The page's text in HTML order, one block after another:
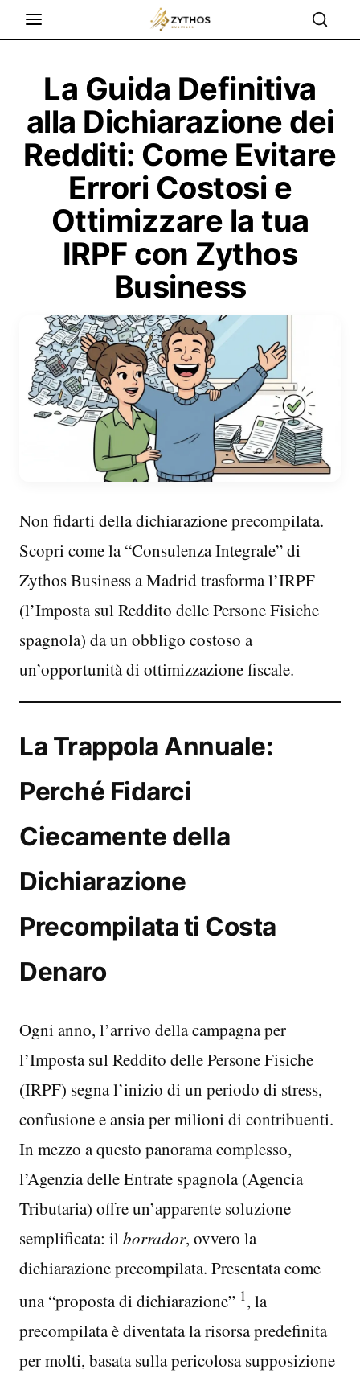
La Guida Definitiva
alla Dichiarazione dei
Redditi: Come Evitare
Errori Costosi e
Ottimizzare la tua
IRPF con Zythos
Business
Non fidarti della dichiarazione precompilata.
Scopri come la “Consulenza Integrale” di
Zythos Business a Madrid trasforma l’IRPF
(l’Imposta sul Reddito delle Persone Fisiche
spagnola) da un obbligo costoso a
un’opportunità di ottimizzazione fiscale.
La Trappola Annuale:
Perché Fidarci
Ciecamente della
Dichiarazione
Precompilata ti Costa
Denaro
Ogni anno, l’arrivo della campagna per
l’Imposta sul Reddito delle Persone Fisiche
(IRPF) segna l’inizio di un periodo di stress,
confusione e ansia per milioni di contribuenti.
In mezzo a questo panorama complesso,
l’Agenzia delle Entrate spagnola (Agencia
Tributaria) offre un’apparente soluzione
semplificata: ilborrador, ovvero la
dichiarazione precompilata. Presentata come
una “proposta di dichiarazione” 1, la
precompilata è diventata la risorsa predefinita
per molti, basata sulla pericolosa supposizione